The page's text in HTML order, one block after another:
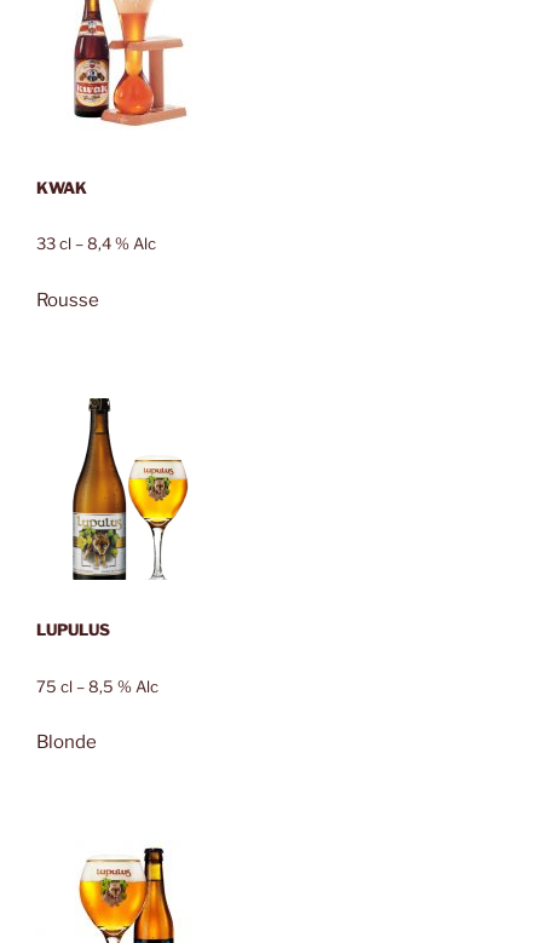
KWAK
33 cl – 8,4 % Alc
Rousse
LUPULUS
75 cl – 8,5 % Alc
Blonde